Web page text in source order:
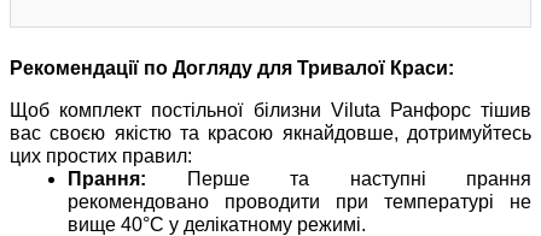
Рекомендації по Догляду для Тривалої Краси:
Щоб комплект постільної білизни Viluta Ранфорс тішив
вас своєю якістю та красою якнайдовше, дотримуйтесь
цих простих правил:
Прання: Перше та наступні прання
рекомендовано проводити при температурі не
вище 40°C у делікатному режимі.